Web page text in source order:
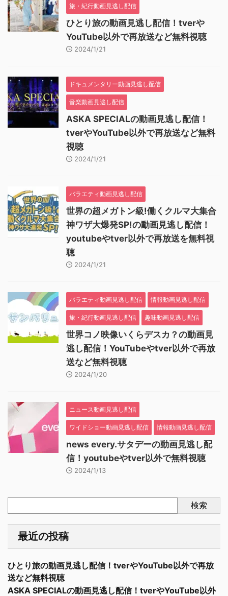
旅・紀行動画見逃し配信
ひとり旅の動画見逃し配信！tverや
YouTube以外で再放送など無料視聴
2024/1/21
ドキュメンタリー動画見逃し配信
音楽動画見逃し配信
ASKA SPECIALの動画見逃し配信！
tverやYouTube以外で再放送など無料
視聴
2024/1/21
バラエティ動画見逃し配信
世界の超メガトン級!働くクルマ大集合
神ワザ大爆発SP!の動画見逃し配信！
youtubeやtver以外で再放送を無料視
聴
2024/1/21
バラエティ動画見逃し配信 情報動画見逃し配信
旅・紀行動画見逃し配信 趣味動画見逃し配信
世界コノ映像いくらデスカ？の動画見
逃し配信！YouTubeやtver以外で再放
送など無料視聴
2024/1/20
ニュース動画見逃し配信
ワイドショー動画見逃し配信 情報動画見逃し配信
news every.サタデーの動画見逃し配
信！youtubeやtver以外で無料視聴
2024/1/13
検索
最近の投稿
ひとり旅の動画見逃し配信！tverやYouTube以外で再放
送など無料視聴
ASKA SPECIALの動画見逃し配信！tverやYouTube以外